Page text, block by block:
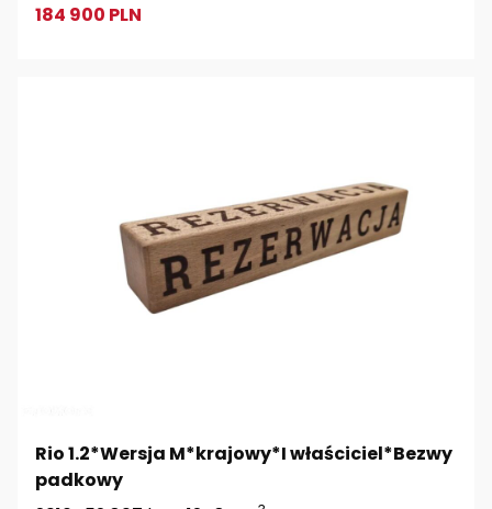
184 900 PLN
Rio 1.2*Wersja M*krajowy*I właściciel*Bezwy
padkowy